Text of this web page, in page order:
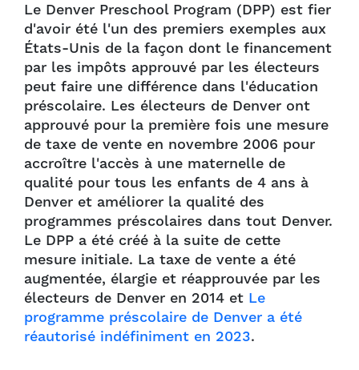
Le Denver Preschool Program (DPP) est fier
d'avoir été l'un des premiers exemples aux
États-Unis de la façon dont le financement
par les impôts approuvé par les électeurs
peut faire une différence dans l'éducation
préscolaire. Les électeurs de Denver ont
approuvé pour la première fois une mesure
de taxe de vente en novembre 2006 pour
accroître l'accès à une maternelle de
qualité pour tous les enfants de 4 ans à
Denver et améliorer la qualité des
programmes préscolaires dans tout Denver.
Le DPP a été créé à la suite de cette
mesure initiale. La taxe de vente a été
augmentée, élargie et réapprouvée par les
électeurs de Denver en 2014 et Le
programme préscolaire de Denver a été
réautorisé indéfiniment en 2023.